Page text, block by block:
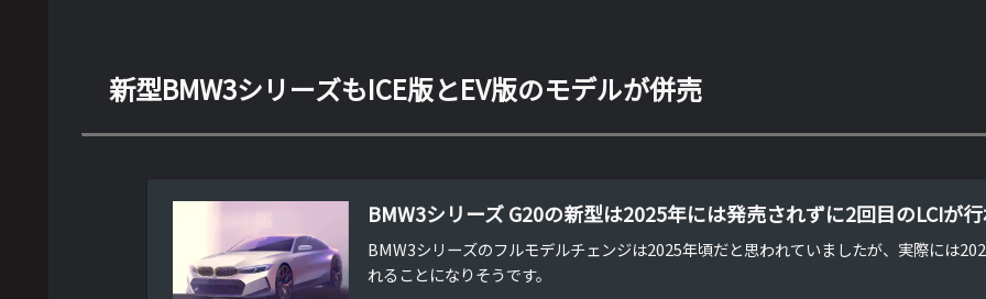
新型BMW3シリーズもICE版とEV版のモデルが併売
BMW3シリーズ G20の新型は2025年には発売されずに2回目のLCIが
BMW3シリーズのフルモデルチェンジは2025年頃だと思われていましたが、実際には
れることになりそうです。